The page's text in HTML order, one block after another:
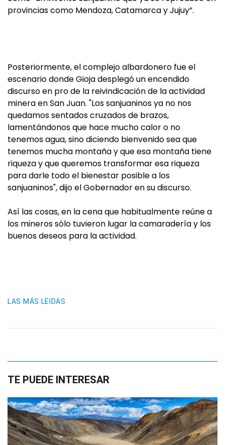
provincias como Mendoza, Catamarca y Jujuy”.
Posteriormente, el complejo albardonero fue el
escenario donde Gioja desplegó un encendido
discurso en pro de la reivindicación de la actividad
minera en San Juan. "Los sanjuaninos ya no nos
quedamos sentados cruzados de brazos,
lamentándonos que hace mucho calor o no
tenemos agua, sino diciendo bienvenido sea que
tenemos mucha montaña y que esa montaña tiene
riqueza y que queremos transformar esa riqueza
para darle todo el bienestar posible a los
sanjuaninos", dijo el Gobernador en su discurso.
Así las cosas, en la cena que habitualmente reúne a
los mineros sólo tuvieron lugar la camaradería y los
buenos deseos para la actividad.
LAS MÁS LEIDAS
TE PUEDE INTERESAR